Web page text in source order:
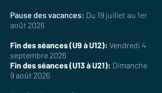
Pause des vacances: Du 19 juillet au 1er
août 2026
Fin des séances (U9 à U12): Vendredi 4
septembre 2026
Fin des séances (U13 à U21): Dimanche
9 août 2026